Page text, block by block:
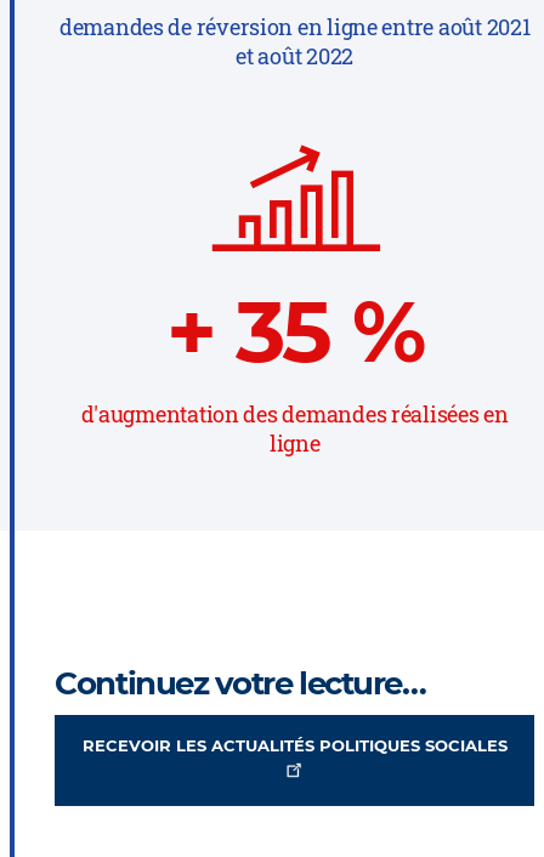
demandes de réversion en ligne entre août 2021
et août 2022
+35%
d'augmentation des demandes réalisées en
ligne
Continuez votre lecture…
RECEVOIR LES ACTUALITÉS POLITIQUES SOCIALES